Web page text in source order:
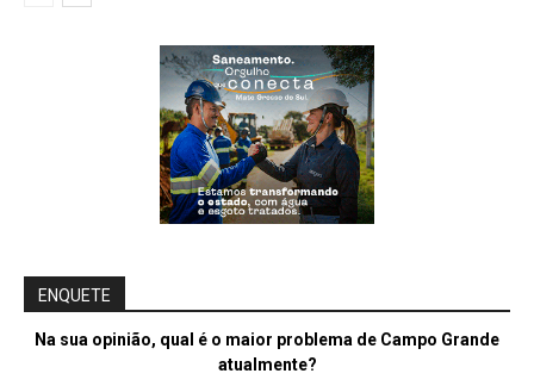
ENQUETE
Na sua opinião, qual é o maior problema de Campo Grande
atualmente?